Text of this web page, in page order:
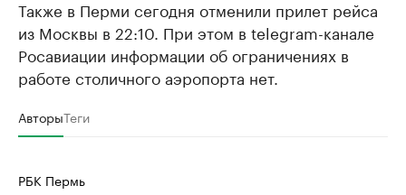
Также в Перми сегодня отменили прилет рейса
из Москвы в 22:10. При этом в telegram-канале
Росавиации информации об ограничениях в
работе столичного аэропорта нет.
АвторыТеги
РБК Пермь